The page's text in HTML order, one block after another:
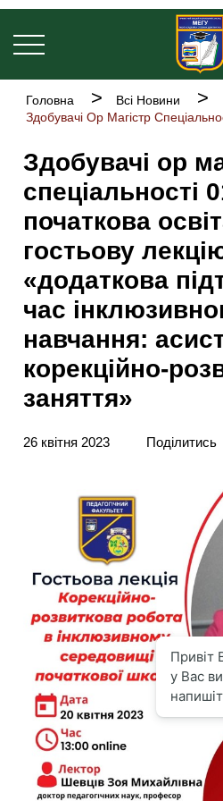
Перейти
до
основного
вмісту
Основна
Рядок
навіґації
Головна
Всі Новини
Здобувачі ор
спеціальності
початкова
гостьову
«додаткова
час
навчання:
корекційно-
заняття»
26 квітня 2023 Поділитись